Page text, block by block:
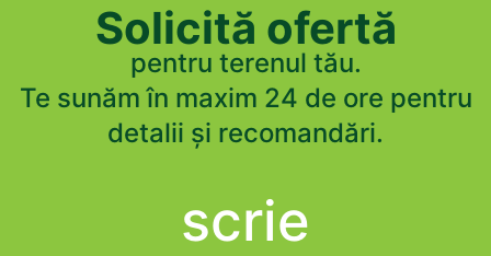
Solicită ofertă
pentru terenul tău.
Te sunăm în maxim 24 de ore pentru
detalii și recomandări.
scrie